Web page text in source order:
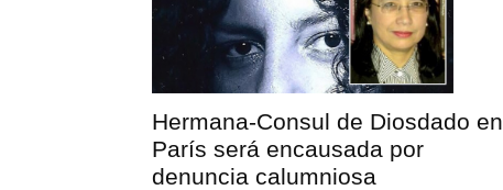
Hermana-Consul de Diosdado en
París será encausada por
denuncia calumniosa